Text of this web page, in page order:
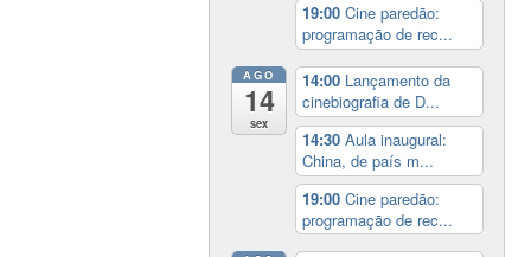
19:00Cine paredão:
programação de rec...
AGO
14
sex
14:00 Lançamento da
cinebiografia de D...
14:30Aula inaugural:
China, de país m...
19:00Cine paredão:
programação de rec...